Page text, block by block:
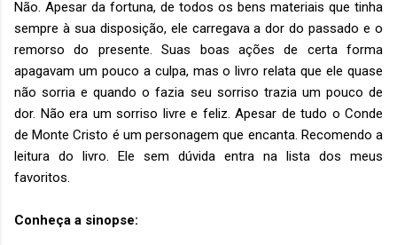
Não. Apesar da fortuna, de todos os bens materiais que tinha
sempre à sua disposição, ele carregava a dor do passado e o
remorso do presente. Suas boas ações de certa forma
apagavam um pouco a culpa, mas o livro relata que ele quase
não sorria e quando o fazia seu sorriso trazia um pouco de
dor. Não era um sorriso livre e feliz. Apesar de tudo o Conde
de Monte Cristo é um personagem que encanta. Recomendo a
leitura do livro. Ele sem dúvida entra na lista dos meus
favoritos.
Conheça a sinopse: